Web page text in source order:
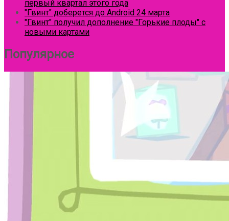
первый квартал этого года
"Гвинт" доберется до Android 24 марта
"Гвинт" получил дополнение "Горькие плоды" с
новыми картами
Популярное